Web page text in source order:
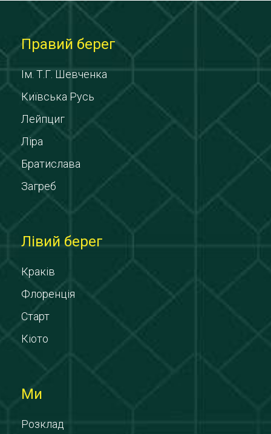
Правий берег
Ім. Т.Г. Шевченка
Київська Русь
Лейпциг
Ліра
Братислава
Загреб
Лівий берег
Краків
Флоренція
Старт
Кіото
Ми
Розклад